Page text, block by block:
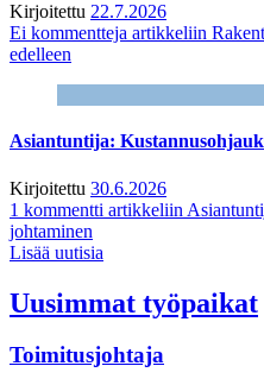
Kirjoitettu 22.7.2026
Ei kommentteja artikkeliin
edelleen
Asiantuntija:
Kirjoitettu 30.6.2026
1 kommentti artikkeliin
johtaminen
Lisää uutisia
Uusimmat työpaikat
Toimitusjohtaja